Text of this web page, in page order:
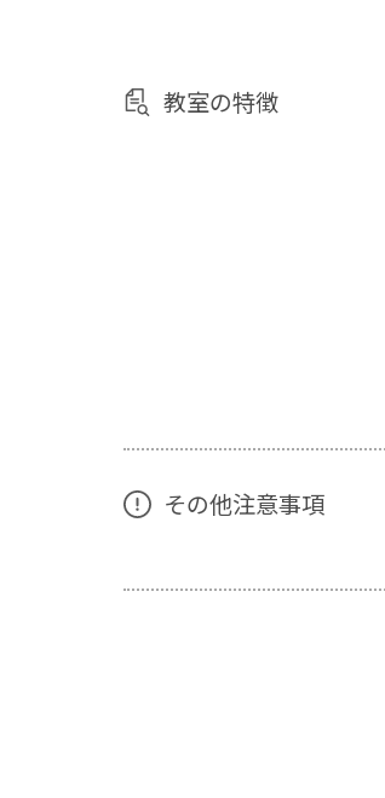
教室の特徴
その他注意事項